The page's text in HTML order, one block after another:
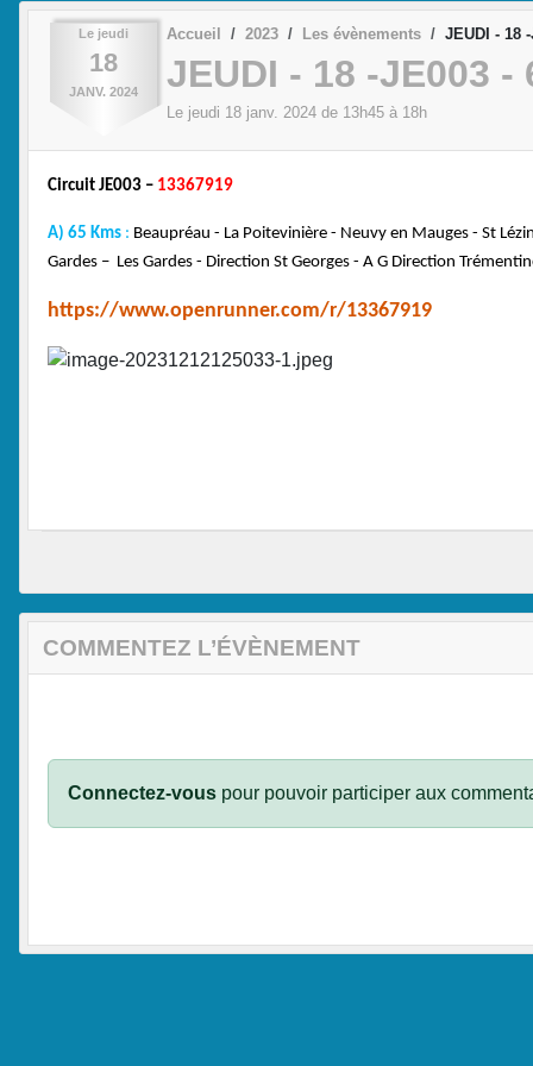
Le jeudi
18
JANV. 2024
Accueil 2023 Les évènements JEUDI - 18
JEUDI - 18 -JE003 -
Le jeudi 18 janv. 2024 de 13h45 à 18h
Circuit JE003 – 13367919
A) 65 Kms : Beaupréau - La Poitevinière - Neuvy en Mauges - St
Gardes – Les Gardes - Direction St Georges - A G Direction
https://www.openrunner.com/r/13367919
COMMENTEZ L’ÉVÈNEMENT
Connectez-vous pour pouvoir participer aux